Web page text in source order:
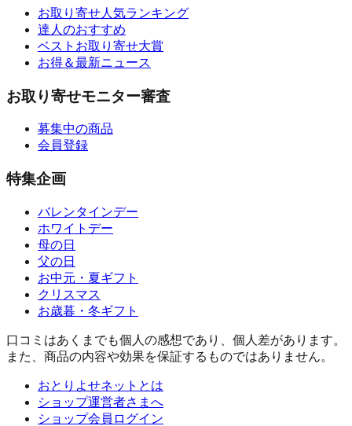
お取り寄せ人気ランキング
達人のおすすめ
ベストお取り寄せ大賞
お得＆最新ニュース
お取り寄せモニター審査
募集中の商品
会員登録
特集企画
バレンタインデー
ホワイトデー
母の日
父の日
お中元・夏ギフト
クリスマス
お歳暮・冬ギフト
口コミはあくまでも個人の感想であり、個人差があります。
また、商品の内容や効果を保証するものではありません。
おとりよせネットとは
ショップ運営者さまへ
ショップ会員ログイン